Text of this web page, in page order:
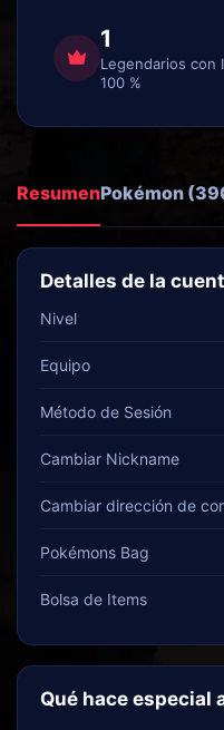
1
Legendarios con
100 %
ResumenPokémon
Detalles de la
Nivel
Equipo
Método de Sesión
Cambiar Nickname
Cambiar dirección de
Pokémons Bag
Bolsa de Items
Qué hace especial